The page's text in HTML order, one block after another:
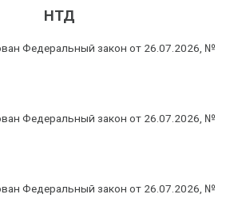
НТД
Федеральный закон от 26.07.2026, №
Федеральный закон от 26.07.2026, №
Федеральный закон от 26.07.2026, №